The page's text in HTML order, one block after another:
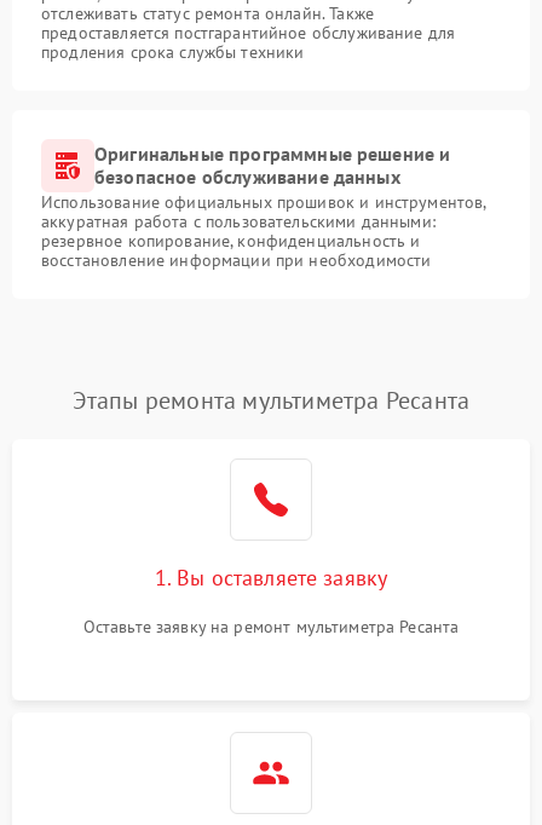
отслеживать статус ремонта онлайн. Также
предоставляется постгарантийное обслуживание для
продления срока службы техники
Оригинальные программные решение и
безопасное обслуживание данных
Использование официальных прошивок и инструментов,
аккуратная работа с пользовательскими данными:
резервное копирование, конфиденциальность и
восстановление информации при необходимости
Этапы ремонта мультиметра Ресанта
1. Вы оставляете заявку
Оставьте заявку на ремонт мультиметра Ресанта